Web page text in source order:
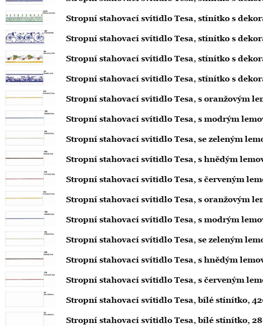
Stropní stahovací svítidlo Tesa, stínítko s
Stropní stahovací svítidlo Tesa, stínítko s
Stropní stahovací svítidlo Tesa, stínítko s
Stropní stahovací svítidlo Tesa, stínítko s
Stropní stahovací svítidlo Tesa, s oranžovým
Stropní stahovací svítidlo Tesa, s modrým
Stropní stahovací svítidlo Tesa, se zeleným
Stropní stahovací svítidlo Tesa, s hnědým
Stropní stahovací svítidlo Tesa, s červeným
Stropní stahovací svítidlo Tesa, s oranžovým
Stropní stahovací svítidlo Tesa, s modrým
Stropní stahovací svítidlo Tesa, se zeleným
Stropní stahovací svítidlo Tesa, s hnědým
Stropní stahovací svítidlo Tesa, s červeným
Stropní stahovací svítidlo Tesa, bílé stínítko,
Stropní stahovací svítidlo Tesa, bílé stínítko,